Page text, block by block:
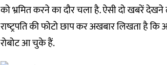
को भ्रमित करने का दौर चला है. ऐसी दो खबरें
राष्‍ट्रपति की फोटो छाप कर अखबार लिखता है
रोबोट आ चुके हैं.